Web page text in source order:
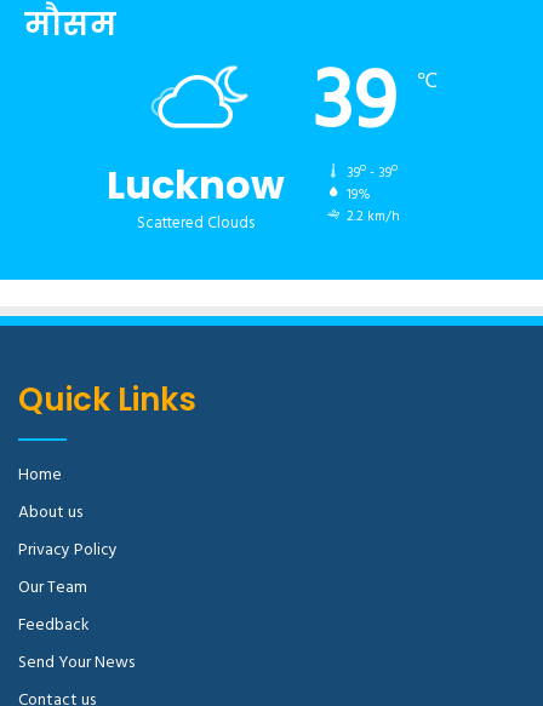
मौसम
Lucknow
Scattered Clouds
39 ℃
39º - 39º
19%
2.2 km/h
Quick Links
Home
About us
Privacy Policy
Our Team
Feedback
Send Your News
Contact us